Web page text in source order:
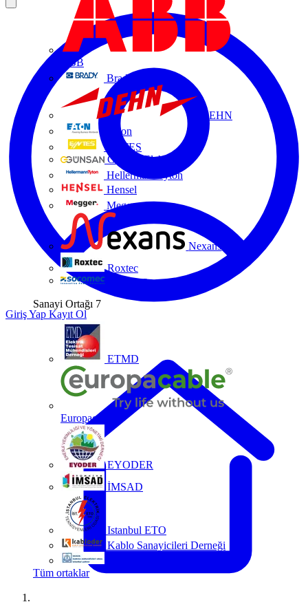
ABB
Brady
DEHN
Eaton
ENTES
Günsan Elektrik
HellermannTyton
Hensel
Megger
Nexans
Roxtec
Socomec
Sanayi Ortağı 7
ETMD
Europacable
EYODER
İMSAD
Istanbul ETO
Kablo Sanayicileri Derneği
Tüm ortaklar
Giriş Yap Kayıt Ol